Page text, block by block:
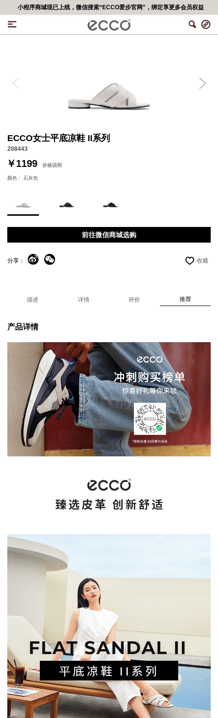
ECCO女士平底凉鞋 II系列
208443
￥1199 价格说明
颜色： 石灰色
前往微信商城选购
分享： 收藏
描述 详情 评价 推荐
产品详情
小程序商城现已上线，微信搜索“ECCO爱步官网”，绑定享更多会员权益